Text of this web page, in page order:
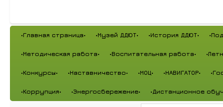
•Главная страница• •Музей ДДЮТ• •История ДДЮТ•
•Методическая работа• •Воспитательная работа•
•Конкурсы• •Наставничество• •МОЦ• •НАВИГАТОР•
•Коррупция• •Энергосбережение• •Дистанционное